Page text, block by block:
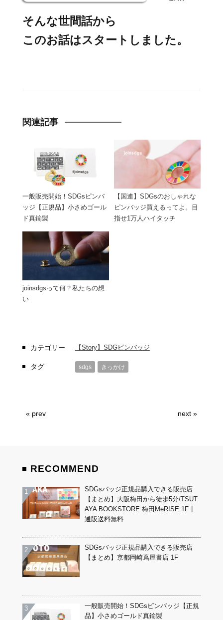
そんな世間話から
このお話はスタートしました。
関連記事
一般販売開始！SDGsピンバ
ッジ【正規品】小さめゴール
ド真鍮製
【国連】SDGsのおしゃれな
ピンバッジ買えるってよ。目
指せ1万人ハイタッチ
joinsdgsって何？私たちの想
い
カテゴリー 【Story】SDGピンバッジ
タグ sdgs きっかけ
« prev next »
RECOMMEND
SDGsバッジ正規品購入できる販売店
【まとめ】大阪梅田から徒歩5分/TSUT
AYA BOOKSTORE 梅田MeRISE 1F┃
通販送料無料
SDGsバッジ正規品購入できる販売店
【まとめ】京都岡崎蔦屋書店 1F
一般販売開始！SDGsピンバッジ【正規
品】小さめゴールド真鍮製